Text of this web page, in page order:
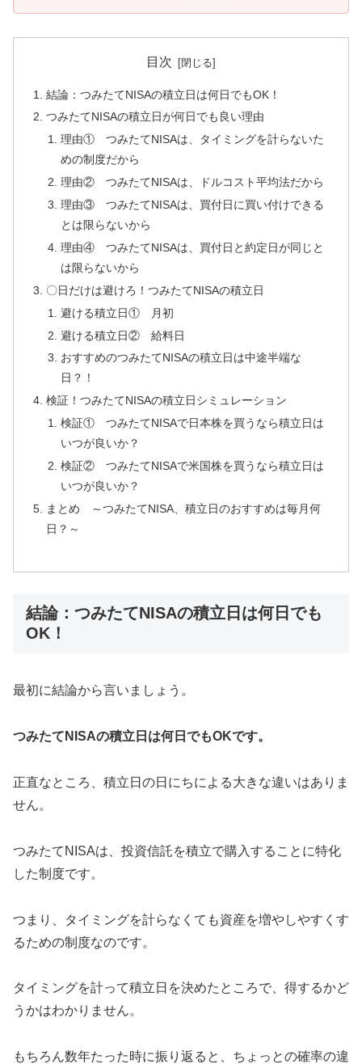
目次
結論：つみたてNISAの積立日は何日でもOK！
つみたてNISAの積立日が何日でも良い理由
理由① つみたてNISAは、タイミングを計らないた
めの制度だから
理由② つみたてNISAは、ドルコスト平均法だから
理由③ つみたてNISAは、買付日に買い付けできる
とは限らないから
理由④ つみたてNISAは、買付日と約定日が同じと
は限らないから
〇日だけは避けろ！つみたてNISAの積立日
避ける積立日① 月初
避ける積立日② 給料日
おすすめのつみたてNISAの積立日は中途半端な
日？！
検証！つみたてNISAの積立日シミュレーション
検証① つみたてNISAで日本株を買うなら積立日は
いつが良いか？
検証② つみたてNISAで米国株を買うなら積立日は
いつが良いか？
まとめ ～つみたてNISA、積立日のおすすめは毎月何
日？～
結論：つみたてNISAの積立日は何日でも
OK！
最初に結論から言いましょう。
つみたてNISAの積立日は何日でもOKです。
正直なところ、積立日の日にちによる大きな違いはありま
せん。
つみたてNISAは、投資信託を積立で購入することに特化
した制度です。
つまり、タイミングを計らなくても資産を増やしやすくす
るための制度なのです。
タイミングを計って積立日を決めたところで、得するかど
うかはわかりません。
もちろん数年たった時に振り返ると、ちょっとの確率の違